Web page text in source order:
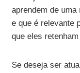
aprendem de
e que é relevante
que eles
Se deseja ser